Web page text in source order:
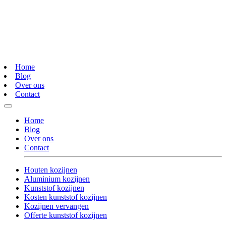
Home
Blog
Over ons
Contact
Home
Blog
Over ons
Contact
Houten kozijnen
Aluminium kozijnen
Kunststof kozijnen
Kosten kunststof kozijnen
Kozijnen vervangen
Offerte kunststof kozijnen